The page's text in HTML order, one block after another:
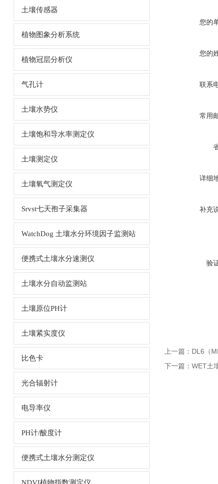
土壤传感器
植物图象分析系统
植物冠层分析仪
气孔计
土壤水势仪
土壤饱和导水率测定仪
土壤测定仪
土壤氧气测定仪
Srvst七天孢子采集器
WatchDog 土壤水分环境因子监测站
便携式土壤水分速测仪
土壤水分自动监测站
土壤原位PH计
土壤紧实度仪
比色卡
光合辐射计
电导率仪
PH计/酸度计
便携式土壤水分测定仪
您的
您的
联系
常用
详细
补充
验
上一篇： DL6（
下一篇： WET土